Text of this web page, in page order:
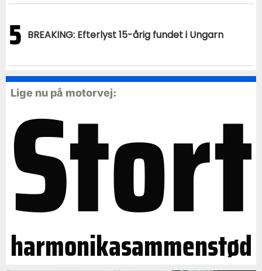
5 BREAKING: Efterlyst 15-årig fundet i Ungarn
Lige nu på motorvej:
Stort
harmonikasammenstød